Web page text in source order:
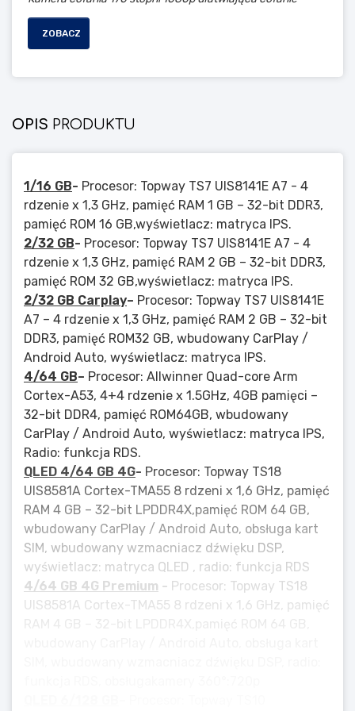
ZOBACZ
OPIS PRODUKTU
1/16 GB- Procesor: Topway TS7 UIS8141E A7 - 4
rdzenie x 1,3 GHz, pamięć RAM 1 GB – 32-bit DDR3,
pamięć ROM 16 GB,wyświetlacz: matryca IPS.
2/32 GB- Procesor: Topway TS7 UIS8141E A7 - 4
rdzenie x 1,3 GHz, pamięć RAM 2 GB – 32-bit DDR3,
pamięć ROM 32 GB,wyświetlacz: matryca IPS.
2/32 GB Carplay– Procesor: Topway TS7 UIS8141E
A7 – 4 rdzenie x 1,3 GHz, pamięć RAM 2 GB – 32-bit
DDR3, pamięć ROM32 GB, wbudowany CarPlay /
Android Auto, wyświetlacz: matryca IPS.
4/64 GB– Procesor: Allwinner Quad-core Arm
Cortex-A53, 4+4 rdzenie x 1.5GHz, 4GB pamięci –
32-bit DDR4, pamięć ROM64GB, wbudowany
CarPlay / Android Auto, wyświetlacz: matryca IPS,
Radio: funkcja RDS.
QLED 4/64 GB 4G- Procesor: Topway TS18
UIS8581A Cortex-TMA55 8 rdzeni x 1,6 GHz, pamięć
RAM 4 GB – 32-bit LPDDR4X,pamięć ROM 64 GB,
wbudowany CarPlay / Android Auto, obsługa kart
SIM, wbudowany wzmacniacz dźwięku DSP,
wyświetlacz: matryca QLED , radio: funkcja RDS
4/64 GB 4G Premium - Procesor: Topway TS18
UIS8581A Cortex-TMA55 8 rdzeni x 1,6 GHz, pamięć